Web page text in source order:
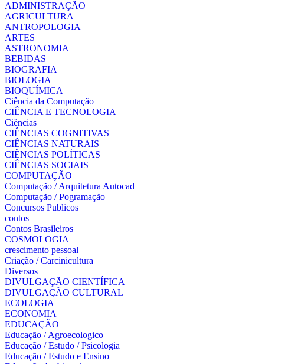
ADMINISTRAÇÃO
AGRICULTURA
ANTROPOLOGIA
ARTES
ASTRONOMIA
BEBIDAS
BIOGRAFIA
BIOLOGIA
BIOQUÍMICA
Ciência da Computação
CIÊNCIA E TECNOLOGIA
Ciências
CIÊNCIAS COGNITIVAS
CIÊNCIAS NATURAIS
CIÊNCIAS POLÍTICAS
CIÊNCIAS SOCIAIS
COMPUTAÇÃO
Computação / Arquitetura Autocad
Computação / Pogramação
Concursos Publicos
contos
Contos Brasileiros
COSMOLOGIA
crescimento pessoal
Criação / Carcinicultura
Diversos
DIVULGAÇÃO CIENTÍFICA
DIVULGAÇÃO CULTURAL
ECOLOGIA
ECONOMIA
EDUCAÇÃO
Educação / Agroecologico
Educação / Estudo / Psicologia
Educação / Estudo e Ensino